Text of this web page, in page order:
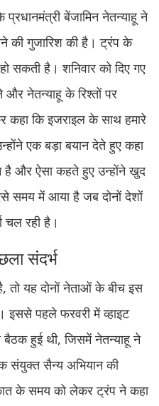
प्रधानमंत्री बेंजामिन नेतन्याहू ने
की गुजारिश की है। ट्रंप के
सकती है। शनिवार को दिए गए
नेतन्याहू के रिश्तों पर
कहा कि इजराइल के साथ हमारे
एक बड़ा बयान देते हुए कहा
है और ऐसा कहते हुए उन्होंने खुद
समय में आया है जब दोनों देशों
चल रही है।
संदर्भ
तो यह दोनों नेताओं के बीच इस
इससे पहले फरवरी में व्हाइट
हुई थी, जिसमें नेतन्याहू ने
संयुक्त सैन्य अभियान की
के समय को लेकर ट्रंप ने कहा